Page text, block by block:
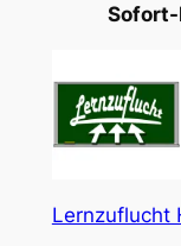
Lernzuflucht